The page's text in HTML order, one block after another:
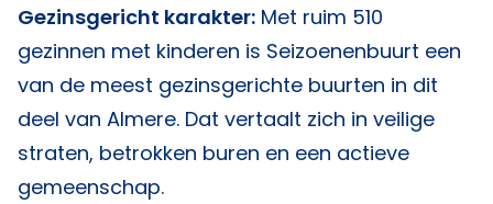
Gezinsgericht karakter: Met ruim 510
gezinnen met kinderen is Seizoenenbuurt een
van de meest gezinsgerichte buurten in dit
deel van Almere. Dat vertaalt zich in veilige
straten, betrokken buren en een actieve
gemeenschap.